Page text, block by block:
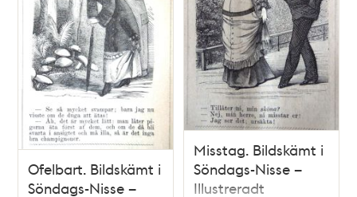
Ofelbart. Bildskämt i
Söndags-Nisse –
Misstag. Bildskämt i
Söndags-Nisse –
Illustreradt